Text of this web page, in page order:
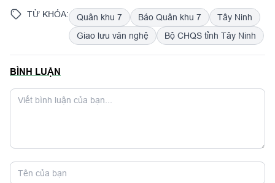
TỪ KHÓA: Quân khu 7 Báo Quân khu 7
Tây Ninh
Giao lưu văn nghệ
Bộ CHQS tỉnh Tây Ninh
BÌNH LUẬN